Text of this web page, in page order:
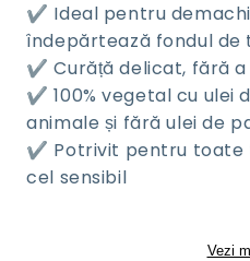
✔️ Ideal pentru
îndepărtează fondul de
✔️ Curăță delicat, fără a
✔️ 100% vegetal cu ulei
animale și fără ulei de
✔️ Potrivit pentru toate
cel sensibil
Vezi